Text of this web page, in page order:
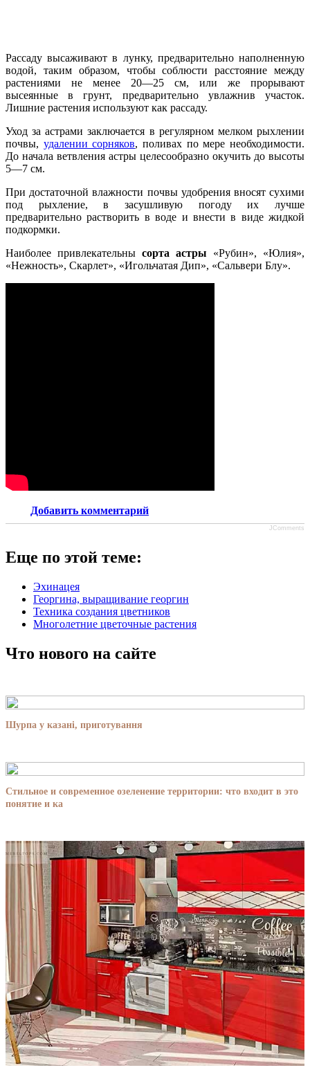
Рассаду высаживают в лунку, предварительно наполненную
водой, таким образом, чтобы соблюсти расстояние между
растениями не менее 20—25 см, или же прорывают
высеянные в грунт, предварительно увлажнив участок.
Лишние растения используют как рассаду.
Уход за астрами заключается в регулярном мелком рыхлении
почвы, удалении сорняков, поливах по мере необходимости.
До начала ветвления астры целесообразно окучить до высоты
5—7 см.
При достаточной влажности почвы удобрения вносят сухими
под рыхление, в засушливую погоду их лучше
предварительно растворить в воде и внести в виде жидкой
подкормки.
Наиболее привлекательны сорта астры «Рубин», «Юлия»,
«Нежность», Скарлет», «Игольчатая Дип», «Сальвери Блу».
Добавить комментарий
JComments
Еще по этой теме:
Эхинацея
Георгина, выращивание георгин
Техника создания цветников
Многолетние цветочные растения
Что нового на сайте
Шурпа у казані, приготування
Стильное и современное озеленение территории: что входит в это
понятие и ка